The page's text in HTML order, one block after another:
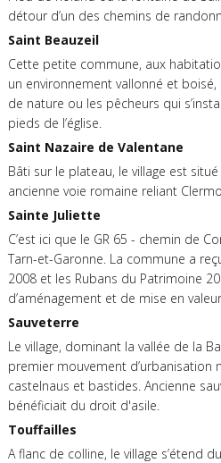
détour d’un des chemins de
Saint Beauzeil
Cette petite commune, aux
un environnement vallonné et
de nature ou les pêcheurs qui
pieds de l’église.
Saint Nazaire de Valentane
Bâti sur le plateau, le village est
ancienne voie romaine reliant
Sainte Juliette
C’est ici que le GR 65 - chemin de
Tarn-et-Garonne. La commune a
2008 et les Rubans du Patrimoine
d’aménagement et de mise en
Sauveterre
Le village, dominant la vallée de la
premier mouvement d’urbanisation
castelnaus et bastides. Ancienne
bénéficiait du droit d'asile.
Touffailles
A flanc de colline, le village s’étend